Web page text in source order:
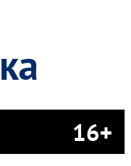
16+